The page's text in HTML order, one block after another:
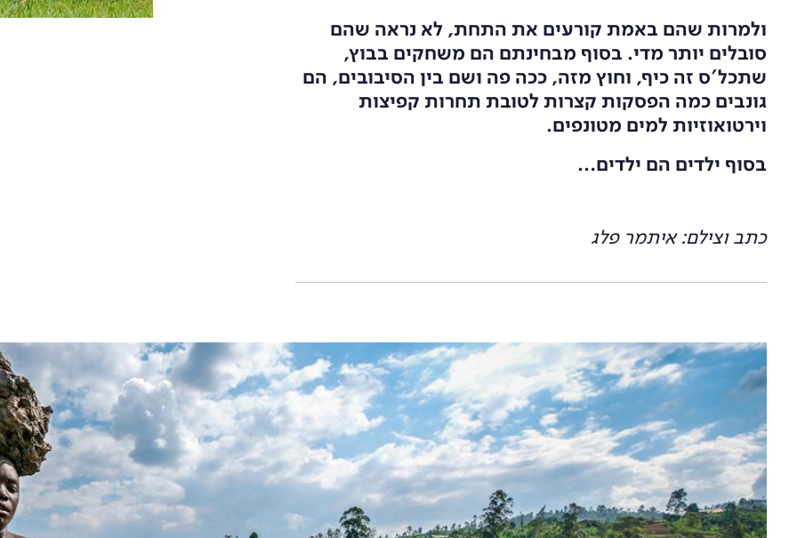
ולמרות שהם באמת קורעים את התחת, לא נראה שהם
סובלים יותר מדי. בסוף מבחינתם הם משחקים בבוץ,
שתכל'ס זה כיף, וחוץ מזה, ככה פה ושם בין הסיבובים, הם
גונבים כמה הפסקות קצרות לטובת תחרות קפיצות
וירטואוזיות למים מטונפים.
בסוף ילדים הם ילדים…
כתב וצילם: איתמר פלג